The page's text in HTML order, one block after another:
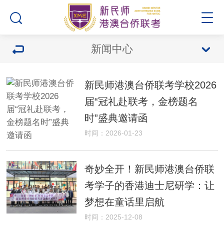
新闻中心
新民师港澳台侨联考学校2026
届“冠礼赴联考，金榜题名
时”盛典邀请函
时间：2026-01-23
奇妙全开！新民师港澳台侨联
考学子的香港迪士尼研学：让
梦想在童话里启航
时间：2025-12-08